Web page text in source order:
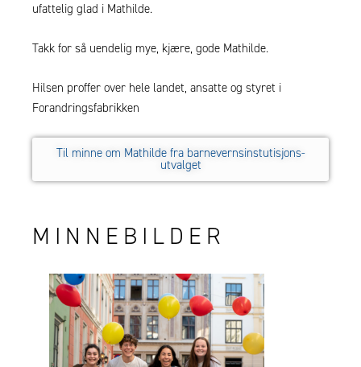
ufattelig glad i Mathilde.
Takk for så uendelig mye, kjære, gode Mathilde.
Hilsen proffer over hele landet, ansatte og styret i
Forandringsfabrikken
Til minne om Mathilde fra barnevernsinstutisjons-
utvalget
MINNEBILDER